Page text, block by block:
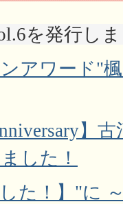
を発行し
アワード"
】
した！
た！】"に